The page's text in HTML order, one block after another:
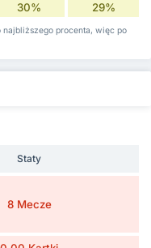
30% 29%
najbliższego procenta, więc po
Staty
8 Mecze